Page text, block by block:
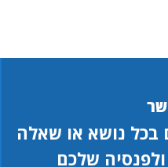
נושא או שאלה
ולפנסיה שלכם